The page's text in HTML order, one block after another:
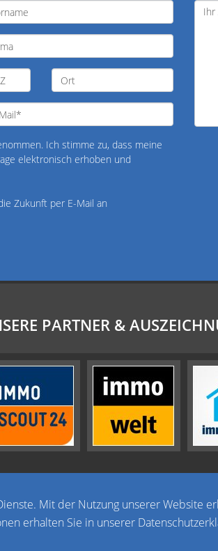
Ich stimme zu, dass meine
elektronisch erhoben und
Zukunft per E-Mail an
Mit der Nutzung unserer Website
erhalten Sie in unserer
PARTNER &